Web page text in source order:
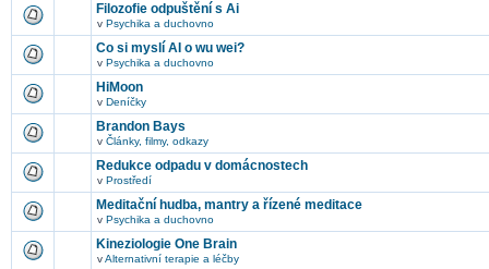
Filozofie odpuštění s Ai
v Psychika a duchovno
Co si myslí AI o wu wei?
v Psychika a duchovno
HiMoon
v Deníčky
Brandon Bays
v Články, filmy, odkazy
Redukce odpadu v domácnostech
v Prostředí
Meditační hudba, mantry a řízené meditace
v Psychika a duchovno
Kineziologie One Brain
vAlternativní terapie a léčby